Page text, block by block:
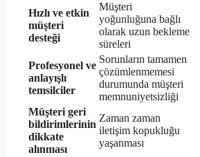
Hızlı ve etkin
müşteri
desteği
Müşteri
yoğunluğuna bağlı
olarak uzun bekleme
süreleri
Profesyonel ve
anlayışlı
temsilciler
Sorunların tamamen
çözümlenmemesi
durumunda müşteri
memnuniyetsizliği
Müşteri geri
bildirimlerinin
dikkate
alınması
Zaman zaman
iletişim kopukluğu
yaşanması